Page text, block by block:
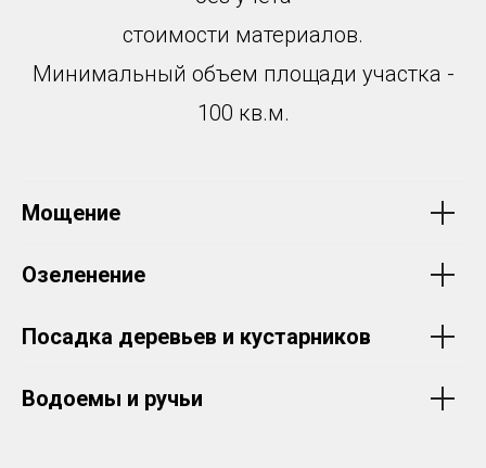
стоимости материалов.
Минимальный объем площади участка -
100 кв.м.
Мощение
Озеленение
Посадка деревьев и кустарников
Водоемы и ручьи